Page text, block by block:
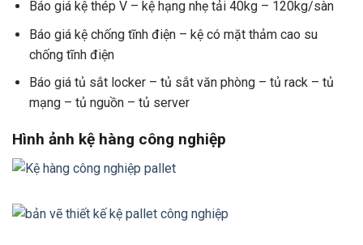
Báo giá kệ thép V – kệ hạng nhẹ tải 40kg – 120kg/sàn
Báo giá kệ chống tĩnh điện – kệ có mặt thảm cao su
chống tĩnh điện
Báo giá tủ sắt locker – tủ sắt văn phòng – tủ rack – tủ
mạng – tủ nguồn – tủ server
Hình ảnh kệ hàng công nghiệp